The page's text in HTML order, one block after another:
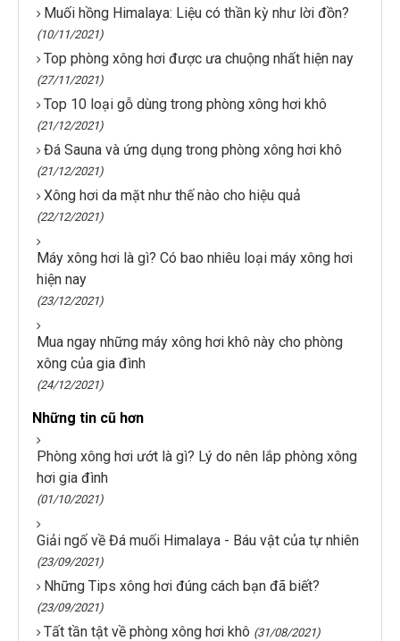
Muối hồng Himalaya: Liệu có thần kỳ như lời đồn?
(10/11/2021)
Top phòng xông hơi được ưa chuộng nhất hiện nay
(27/11/2021)
Top 10 loại gỗ dùng trong phòng xông hơi khô
(21/12/2021)
Đá Sauna và ứng dụng trong phòng xông hơi khô
(21/12/2021)
Xông hơi da mặt như thế nào cho hiệu quả
(22/12/2021)
Máy xông hơi là gì? Có bao nhiêu loại máy xông hơi
hiện nay
(23/12/2021)
Mua ngay những máy xông hơi khô này cho phòng
xông của gia đình
(24/12/2021)
Những tin cũ hơn
Phòng xông hơi ướt là gì? Lý do nên lắp phòng xông
hơi gia đình
(01/10/2021)
Giải ngố về Đá muối Himalaya - Báu vật của tự nhiên
(23/09/2021)
Những Tips xông hơi đúng cách bạn đã biết?
(23/09/2021)
Tất tần tật về phòng xông hơi khô (31/08/2021)